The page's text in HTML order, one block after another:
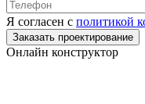
Я согласен с политикой
Заказать проектирование
Онлайн конструктор